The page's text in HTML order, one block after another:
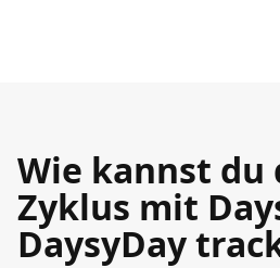
Wie kannst du
Zyklus mit
DaysyDay